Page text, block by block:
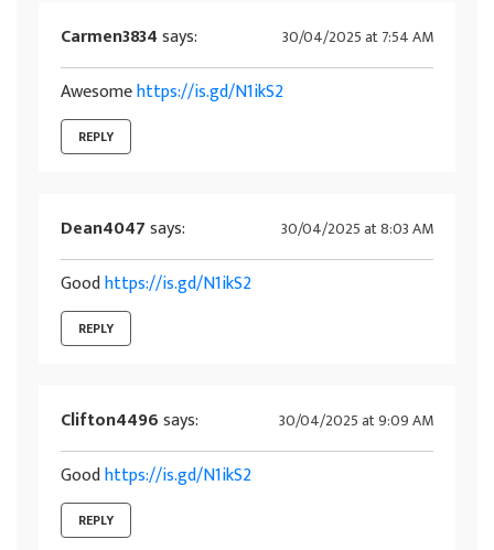
Carmen3834says: 30/04/2025 at 7:54 AM
Awesomehttps://is.gd/N1ikS2
REPLY
Dean4047says: 30/04/2025 at 8:03 AM
Goodhttps://is.gd/N1ikS2
REPLY
Clifton4496says: 30/04/2025 at 9:09 AM
Goodhttps://is.gd/N1ikS2
REPLY